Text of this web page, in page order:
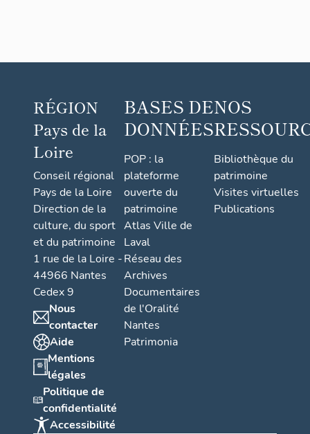
RÉGION
Pays de la
Loire
Conseil régional
Pays de la Loire
Direction de la
culture, du sport
et du patrimoine
1 rue de la Loire -
44966 Nantes
Cedex 9
Nous
contacter
Aide
Mentions
légales
Politique de
confidentialité
Accessibilité
BASES DE
DONNÉES
POP : la
plateforme
ouverte du
patrimoine
Atlas Ville de
Laval
Réseau des
Archives
Documentaires
de l'Oralité
Nantes
Patrimonia
NOS
Bibliothèque du
patrimoine
Visites virtuelles
Publications